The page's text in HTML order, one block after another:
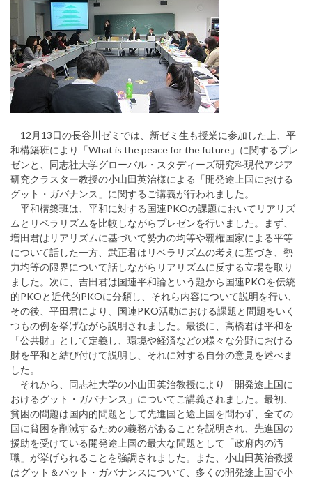
12月13日の長谷川ゼミでは、新ゼミ生も授業に参加した上、平
和構築班により「What is the peace for the future」に関するプレ
ゼンと、同志社大学グローバル・スタディーズ研究科現代アジア
研究クラスター教授の小山田英治様による「開発途上国における
グット・ガバナンス」に関するご講義が行われました。
平和構築班は、平和に対する国連PKOの課題においてリアリズ
ムとリベラリズムを比較しながらプレゼンを行いました。まず、
増田君はリアリズムに基づいて勢力の均等や覇権国家による平等
について話した一方、武正君はリベラリズムの考えに基づき、勢
力均等の限界について話しながらリアリズムに反する立場を取り
ました。次に、吉田君は国連平和論という題から国連PKOを伝統
的PKOと近代的PKOに分類し、それら内容について説明を行い、
その後、平田君により、国連PKO活動における課題と問題をいく
つもの例を挙げながら説明されました。最後に、高橋君は平和を
「公共財」として定義し、環境や経済などの様々な分野における
財を平和と結び付けて説明し、それに対する自分の意見を述べま
した。
それから、同志社大学の小山田英治教授により「開発途上国に
おけるグット・ガバナンス」についてご講義されました。最初、
貧困の問題は国内的問題として先進国と途上国を問わず、全ての
国に貧困を削減するための義務があることを説明され、先進国の
援助を受けている開発途上国の最大な問題として「政府内の汚
職」が挙げられることを強調されました。また、小山田英治教授
はグット＆バット・ガバナンスについて、多くの開発途上国で小